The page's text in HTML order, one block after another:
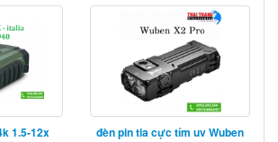
1.5-12x
đèn pin tia cực tím uv Wuben